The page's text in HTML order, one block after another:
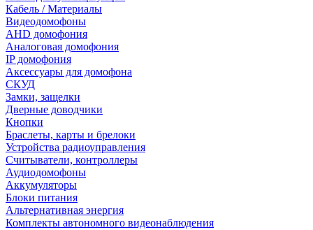
Кабель / Материалы
Видеодомофоны
AHD домофония
Аналоговая домофония
IP домофония
Аксессуары для домофона
СКУД
Замки, защелки
Дверные доводчики
Кнопки
Браслеты, карты и брелоки
Устройства радиоуправления
Считыватели, контроллеры
Аудиодомофоны
Аккумуляторы
Блоки питания
Альтернативная энергия
Комплекты автономного видеонаблюдения